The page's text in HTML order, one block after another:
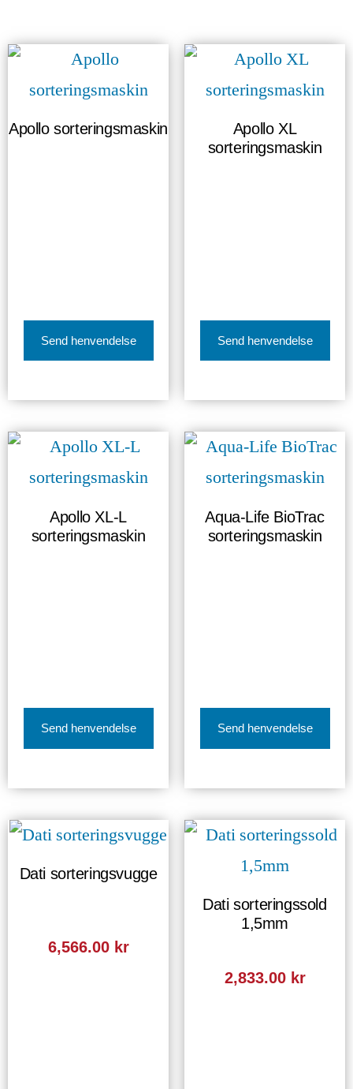
Apollo sorteringsmaskin
Send henvendelse
Apollo XL
sorteringsmaskin
Send henvendelse
Apollo XL-L
sorteringsmaskin
Send henvendelse
Aqua-Life BioTrac
sorteringsmaskin
Send henvendelse
Dati sorteringsvugge
6,566.00 kr
Dati sorteringssold
1,5mm
2,833.00 kr